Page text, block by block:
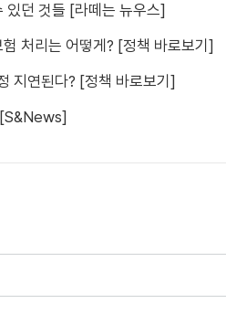
있던 것들 [라떼는 뉴우스]
처리는 어떻게? [정책 바로보기]
지연된다? [정책 바로보기]
[S&News]